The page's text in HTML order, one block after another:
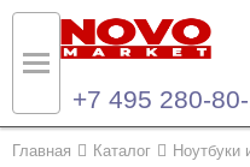
+7 495 280-
Главная Каталог Ноутбуки
Назад
Назад